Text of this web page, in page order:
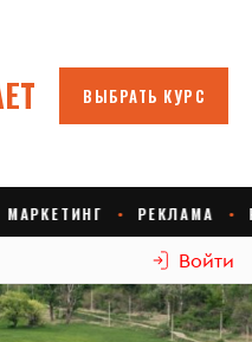
Войти